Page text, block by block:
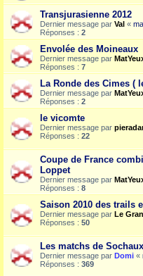
Transjurasienne 2012
Dernier message par Val «
Réponses : 2
Envolée des Moineaux
Dernier message par
Réponses : 7
La Ronde des Cimes (
Dernier message par
Réponses : 2
le vicomte
Dernier message par
Réponses : 22
Coupe de France
Loppet
Dernier message par
Réponses : 8
Saison 2010 des trails
Dernier message par Le
Réponses : 50
Les matchs de
Dernier message par Domi «
Réponses : 369